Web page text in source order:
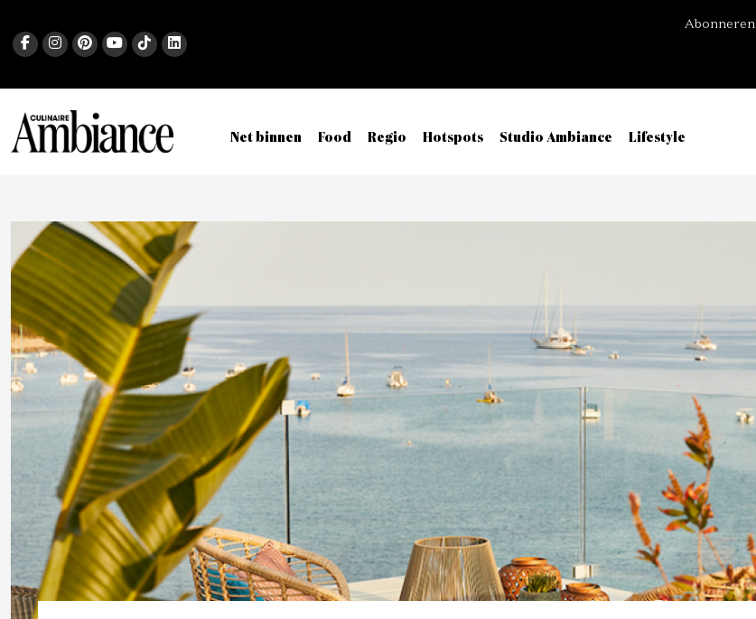
Abonneren
Net binnen Food Regio Hotspots Studio Ambiance Lifestyle